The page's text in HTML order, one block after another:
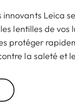
innovants Leica
lentilles de vos
protéger
la saleté et
fabriqués en
qui les rend